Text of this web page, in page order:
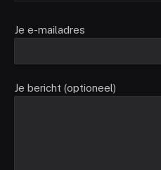
Je e-mailadres
Je bericht (optioneel)